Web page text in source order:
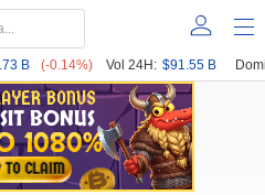
B (-0.14%) Vol 24H: $91.55 B